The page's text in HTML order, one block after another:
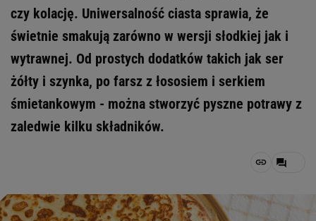
czy kolację. Uniwersalność ciasta sprawia, że
świetnie smakują zarówno w wersji słodkiej jak i
wytrawnej. Od prostych dodatków takich jak ser
żółty i szynka, po farsz z łososiem i serkiem
śmietankowym - można stworzyć pyszne potrawy z
zaledwie kilku składników.